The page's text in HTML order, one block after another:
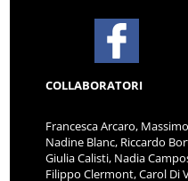
COLLABORATORI
Francesca Arcaro,
Nadine Blanc, Riccardo
Giulia Calisti, Nadia
Filippo Clermont, Carol Di